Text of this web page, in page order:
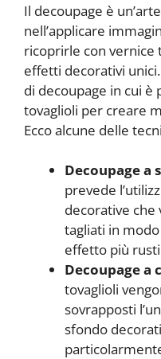
Il decoupage è
nell’applicare
ricoprirle con
effetti decorativi
di decoupage in cui è
tovaglioli per creare
Ecco alcune delle
Decoupage a
prevede
decorative che
tagliati in
effetto più
Decoupage a
tovaglioli
sovrapposti
sfondo